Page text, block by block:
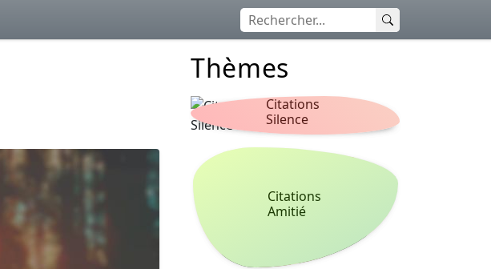
Thèmes
Citations
Silence
Citations
Amitié